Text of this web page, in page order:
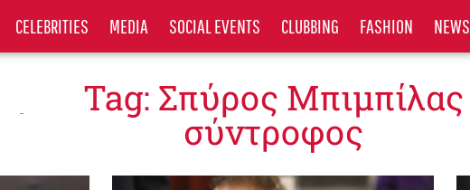
CELEBRITIES MEDIA SOCIAL EVENTS CLUBBING FASHION NEWS
Tag: Σπύρος Μπιμπίλας
σύντροφος